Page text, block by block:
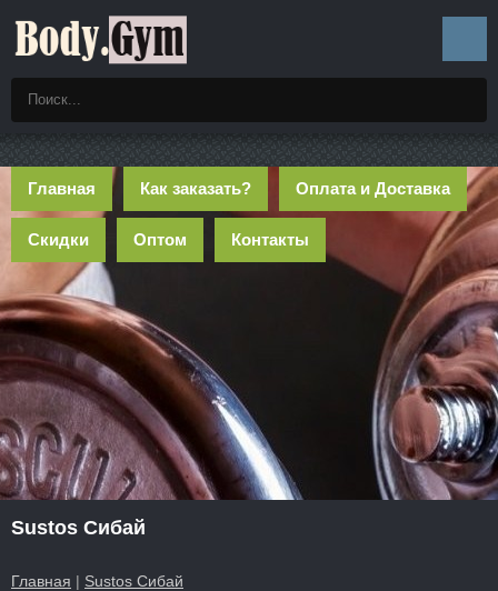
Главная Как заказать? Оплата и Доставка
Скидки Оптом Контакты
Sustos Сибай
Главная | Sustos Сибай